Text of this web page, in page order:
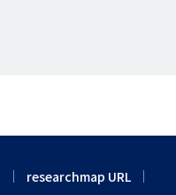
researchmap URL